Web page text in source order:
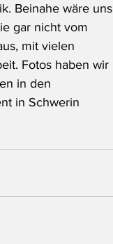
Beinahe wäre uns
gar nicht vom
mit vielen
Fotos haben wir
in den
in Schwerin